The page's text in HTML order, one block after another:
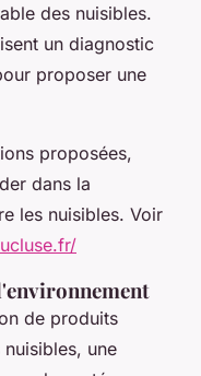
des nuisibles.
un diagnostic
proposer une
proposées,
dans la
les nuisibles. Voir
de produits
une